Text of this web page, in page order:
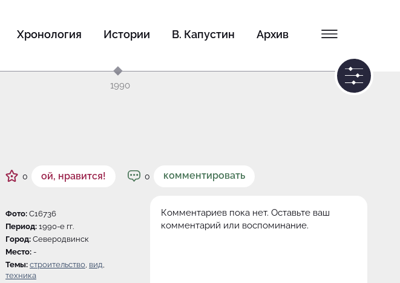
Хронология Истории В. Капустин Архив
1990
0 ой, нравится! 0 комментировать
Фото: C16736
Период: 1990-e гг.
Город: Северодвинск
Место: -
Темы: строительство, вид,
техника
Комментариев пока нет. Оставьте ваш
комментарий или воспоминание.